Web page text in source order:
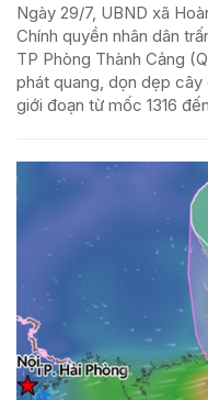
Ngày 29/7, UBND xã
Chính quyền nhân dân
TP Phòng Thành Cảng
phát quang, dọn dẹp
giới đoạn từ mốc 1316